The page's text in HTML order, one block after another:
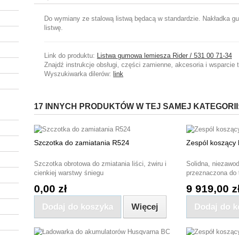
Do wymiany ze stalową listwą będacą w standardzie. Nakładka
listwę.
Link do produktu: Listwa gumowa lemiesza Rider / 531 00 71-34
Znajdź instrukcje obsługi, części zamienne, akcesoria i
Wyszukiwarka dilerów: link
17 INNYCH PRODUKTÓW W TEJ SAMEJ
Szczotka do zamiatania R524
Szczotka obrotowa do zmiatania liści, żwiru i
cienkiej warstwy śniegu
0,00 zł
Dodaj do koszyka Więcej
Zespól koszący
Solidna,
przeznaczona do
9 919,00
Dodaj do